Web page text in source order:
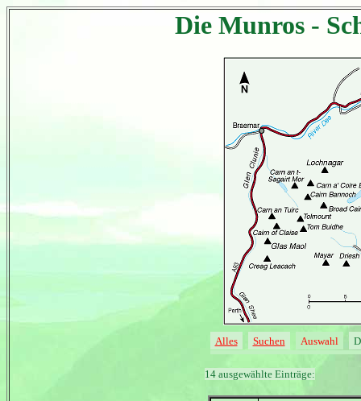
Die Munros -
Alles Suchen Auswahl
14 ausgewählte Einträge: